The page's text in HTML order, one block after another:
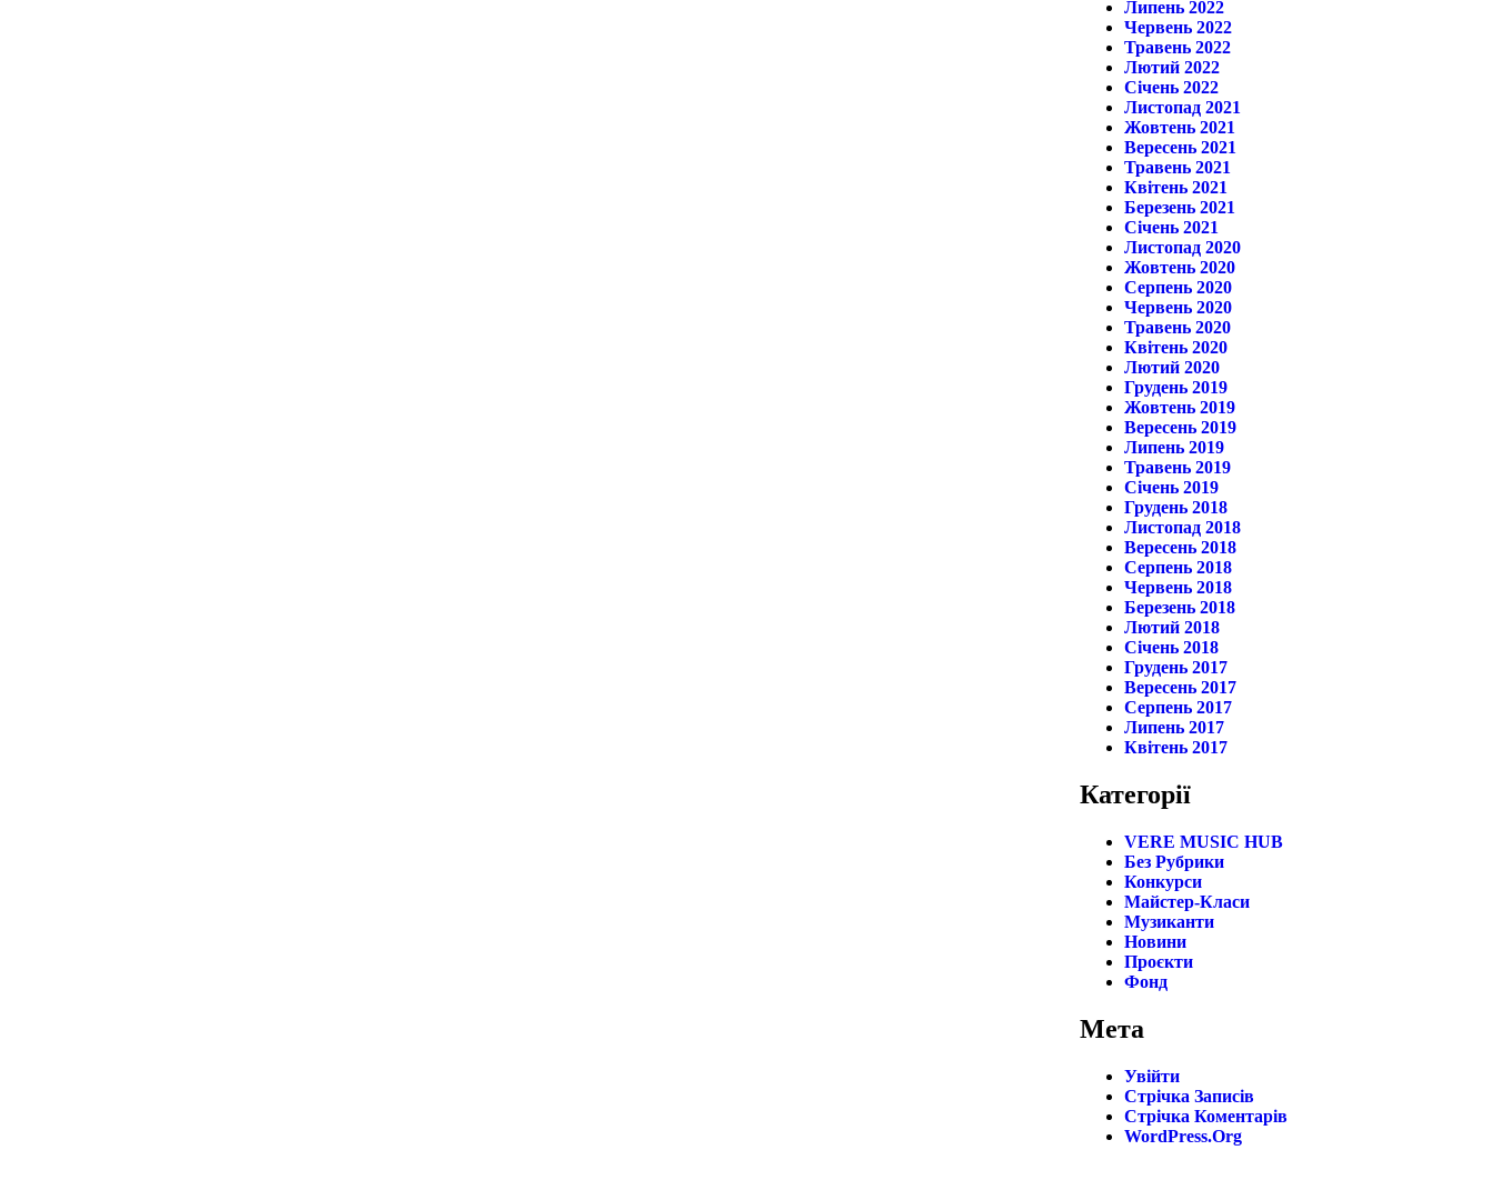
Липень 2022
Червень 2022
Травень 2022
Лютий 2022
Січень 2022
Листопад 2021
Жовтень 2021
Вересень 2021
Травень 2021
Квітень 2021
Березень 2021
Січень 2021
Листопад 2020
Жовтень 2020
Серпень 2020
Червень 2020
Травень 2020
Квітень 2020
Лютий 2020
Грудень 2019
Жовтень 2019
Вересень 2019
Липень 2019
Травень 2019
Січень 2019
Грудень 2018
Листопад 2018
Вересень 2018
Серпень 2018
Червень 2018
Березень 2018
Лютий 2018
Січень 2018
Грудень 2017
Вересень 2017
Серпень 2017
Липень 2017
Квітень 2017
Категорії
VERE MUSIC HUB
Без Рубрики
Конкурси
Майстер-Класи
Музиканти
Новини
Проєкти
Фонд
Мета
Увійти
Стрічка Записів
Стрічка Коментарів
WordPress.org